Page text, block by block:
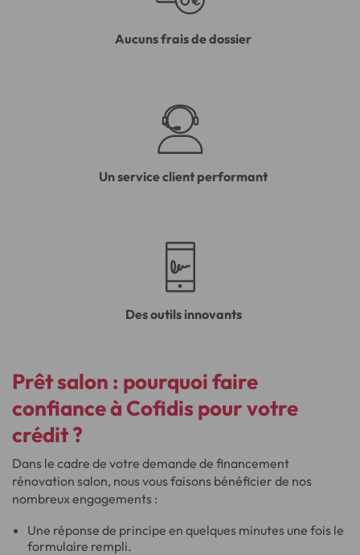
Aucuns frais de dossier
Un service client performant
Des outils innovants
Prêt salon : pourquoi faire
confiance à Cofidis pour votre
crédit ?
Dans le cadre de votre demande de financement
rénovation salon, nous vous faisons bénéficier de nos
nombreux engagements :
Une réponse de principe en quelques minutes une fois le
formulaire rempli.